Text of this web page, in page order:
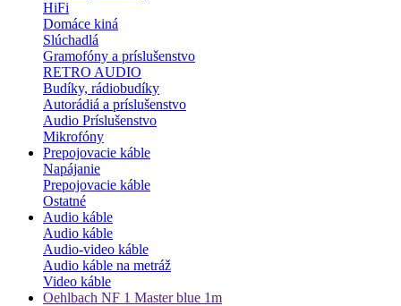
HiFi
Domáce kiná
Slúchadlá
Gramofóny a príslušenstvo
RETRO AUDIO
Budíky, rádiobudíky
Autorádiá a príslušenstvo
Audio Príslušenstvo
Mikrofóny
Prepojovacie káble
Napájanie
Prepojovacie káble
Ostatné
Audio káble
Audio káble
Audio-video káble
Audio káble na metráž
Video káble
Oehlbach NF 1 Master blue 1m